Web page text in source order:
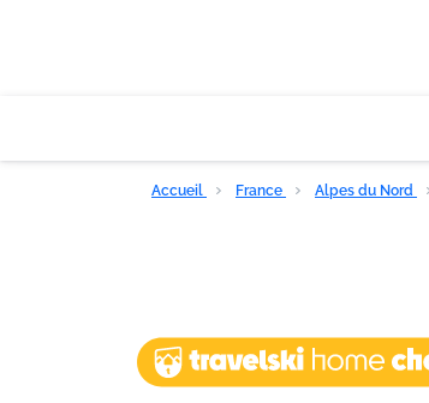
Accueil France Alpes du Nord